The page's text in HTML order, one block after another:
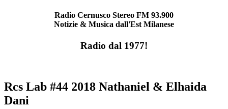
Radio Cernusco Stereo FM 93.900
Notizie & Musica dall'Est Milanese
Radio dal 1977!
Rcs Lab #44 2018 Nathaniel & Elhaida
Dani